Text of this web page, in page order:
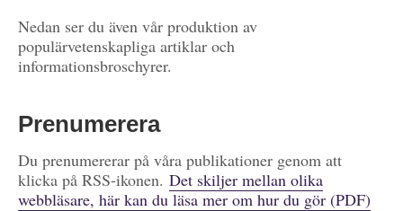
Nedan ser du även vår produktion av
populärvetenskapliga artiklar och
informationsbroschyrer.
Prenumerera
Du prenumererar på våra publikationer genom att
klicka på RSS-ikonen. Det skiljer mellan olika
webbläsare, här kan du läsa mer om hur du gör (PDF)